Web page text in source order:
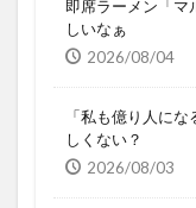
即席ラーメン「
しいなぁ
2026/08/04
「私も億り人に
しくない？
2026/08/03